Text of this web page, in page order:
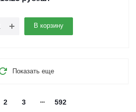
В корзину
Показать еще
2 3 592